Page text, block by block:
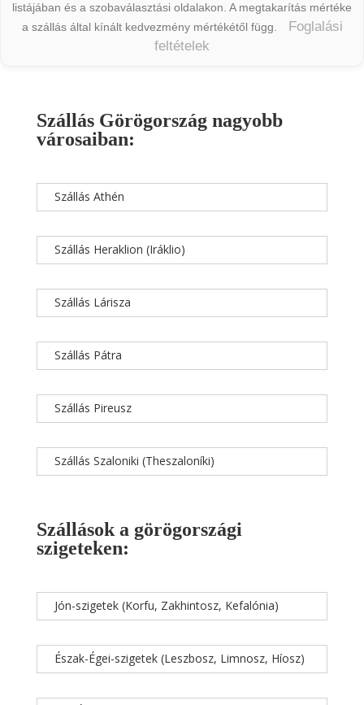
listájában és a szobaválasztási oldalakon. A megtakarítás mértéke
a szállás által kínált kedvezmény mértékétől függ.
Foglalási
feltételek
Szállás Görögország nagyobb
városaiban:
Szállás Athén
Szállás Heraklion (Iráklio)
Szállás Lárisza
Szállás Pátra
Szállás Pireusz
Szállás Szaloniki (Theszaloníki)
Szállások a görögországi
szigeteken:
Jón-szigetek (Korfu, Zakhintosz, Kefalónia)
Észak-Égei-szigetek (Leszbosz, Limnosz, Híosz)